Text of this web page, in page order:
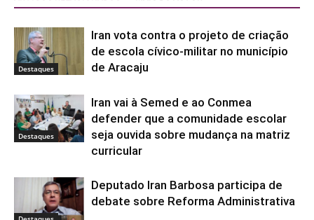
Destaques
Iran vota contra o projeto de criação
de escola cívico-militar no município
de Aracaju
Destaques
Iran vai à Semed e ao Conmea
defender que a comunidade escolar
seja ouvida sobre mudança na matriz
curricular
Deputado Iran Barbosa participa de
debate sobre Reforma Administrativa